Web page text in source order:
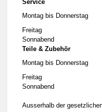
Service
Montag bis Donnerstag
Freitag
Sonnabend
Teile & Zubehör
Montag bis Donnerstag
Freitag
Sonnabend
Ausserhalb der